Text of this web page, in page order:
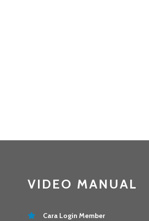
VIDEO MANUAL
Cara Login Member